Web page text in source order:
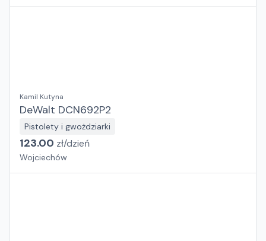
Kamil Kutyna
DeWalt DCN692P2
Pistolety i gwożdziarki
123.00 zł/dzień
Wojciechów